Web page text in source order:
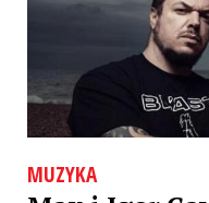
MUZYKA